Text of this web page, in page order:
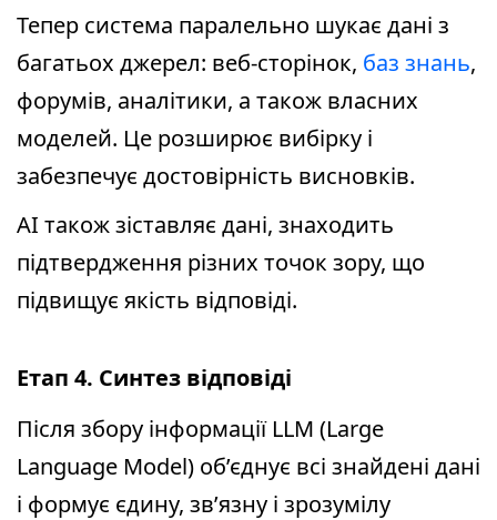
Тепер система паралельно шукає дані з
багатьох джерел: веб-сторінок, баз знань,
форумів, аналітики, а також власних
моделей. Це розширює вибірку і
забезпечує достовірність висновків.
AI також зіставляє дані, знаходить
підтвердження різних точок зору, що
підвищує якість відповіді.
Етап 4. Синтез відповіді
Після збору інформації LLM (Large
Language Model) об’єднує всі знайдені дані
і формує єдину, зв’язну і зрозумілу